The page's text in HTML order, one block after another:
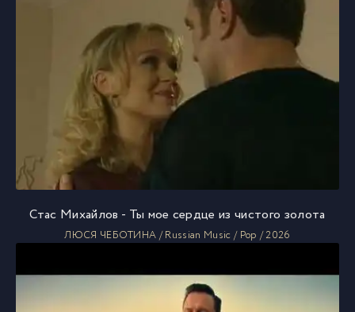
Стас Михайлов - Ты мое сердце из чистого золота
ЛЮСЯ ЧЕБОТИНА / Russian Music / Pop / 2026